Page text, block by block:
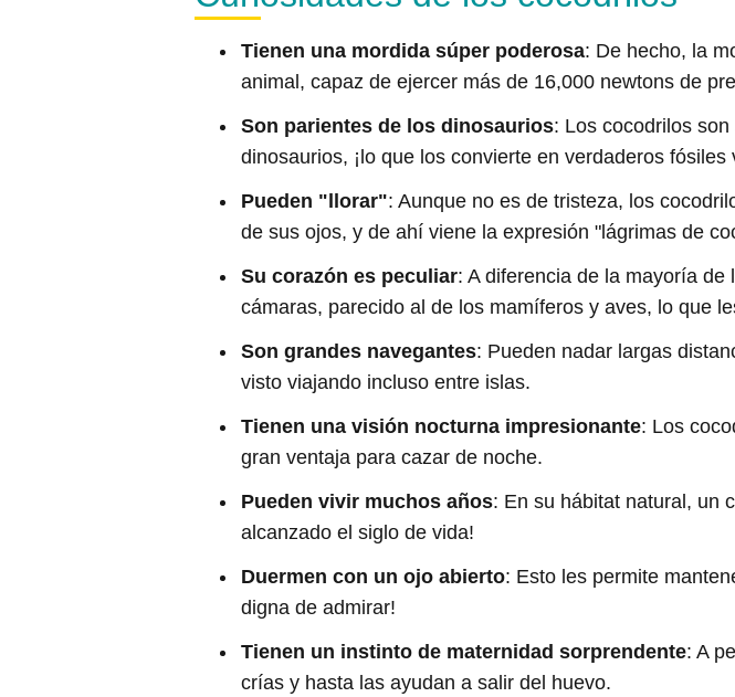
Tienen una mordida súper poderosa: De hecho, la
animal, capaz de ejercer más de 16,000 newtons de
Son parientes de los dinosaurios: Los cocodrilos
dinosaurios, ¡lo que los convierte en verdaderos fósiles
Pueden "llorar": Aunque no es de tristeza, los
de sus ojos, y de ahí viene la expresión "lágrimas de
Su corazón es peculiar: A diferencia de la mayoría
cámaras, parecido al de los mamíferos y aves, lo que
Son grandes navegantes: Pueden nadar largas
visto viajando incluso entre islas.
Tienen una visión nocturna impresionante: Los
gran ventaja para cazar de noche.
Pueden vivir muchos años: En su hábitat natural, un
alcanzado el siglo de vida!
Duermen con un ojo abierto: Esto les permite
digna de admirar!
Tienen un instinto de maternidad sorprendente: A
crías y hasta las ayudan a salir del huevo.